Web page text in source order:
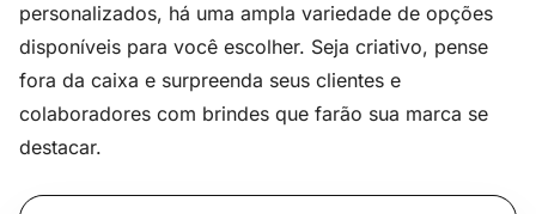
personalizados, há uma ampla variedade de opções
disponíveis para você escolher. Seja criativo, pense
fora da caixa e surpreenda seus clientes e
colaboradores com brindes que farão sua marca se
destacar.